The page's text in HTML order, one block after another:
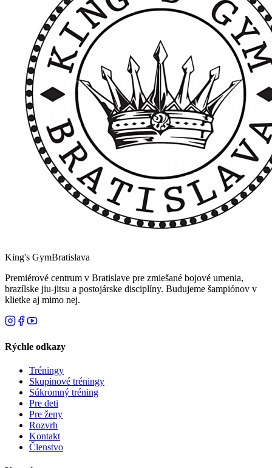
King's GymBratislava
Premiérové centrum v Bratislave pre zmiešané bojové umenia,
brazílske jiu-jitsu a postojárske disciplíny. Budujeme šampiónov v
klietke aj mimo nej.
Rýchle odkazy
Tréningy
Skupinové tréningy
Súkromný tréning
Pre deti
Pre ženy
Rozvrh
Kontakt
Členstvo